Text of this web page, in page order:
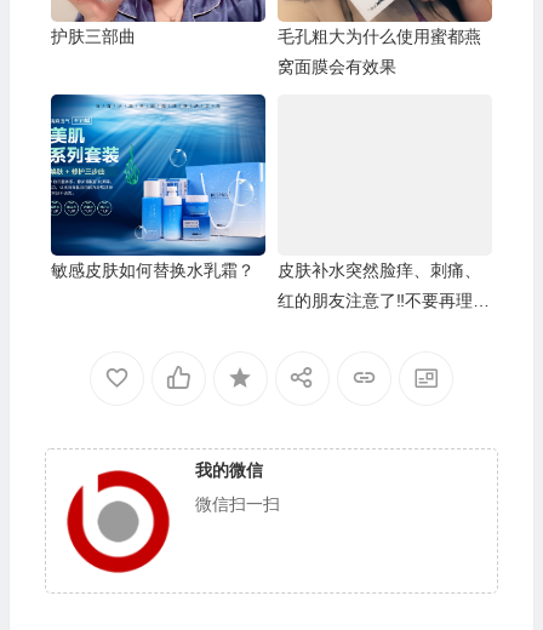
护肤三部曲
毛孔粗大为什么使用蜜都燕
窝面膜会有效果
敏感皮肤如何替换水乳霜？
皮肤补水突然脸痒、刺痛、
红的朋友注意了‼️不要再理解
我的微信
微信扫一扫